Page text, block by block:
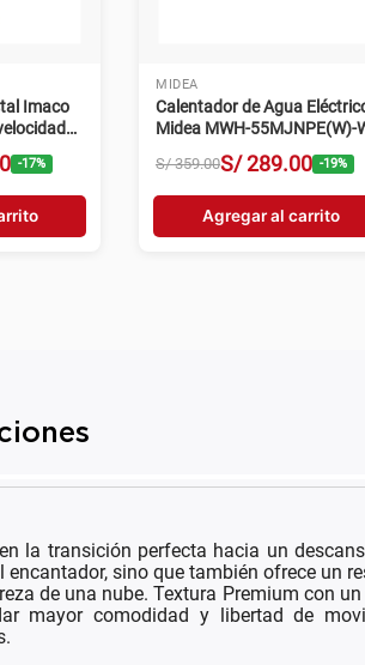
4K UHD
.00 -33
LG
Televisor smart LG 55" 4K
QNED webOS
S/ 2199.00S/ 1489.00 -32
Agregar al carrito
la transición perfecta hacia un
sino que también ofrece un
de una nube. Textura Premium con
mayor comodidad y libertad de